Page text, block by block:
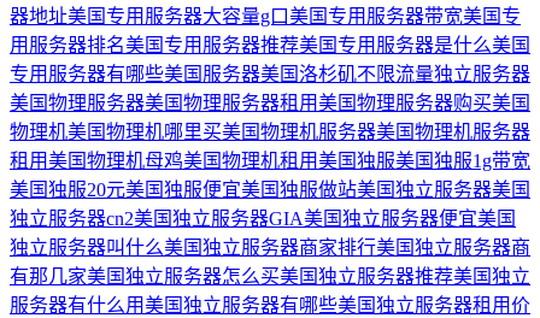
器地址美国专用服务器大容量g口美国专用服务器带宽美国专
用服务器排名美国专用服务器推荐美国专用服务器是什么美国
专用服务器有哪些美国服务器美国洛杉矶不限流量独立服务器
美国物理服务器美国物理服务器租用美国物理服务器购买美国
物理机美国物理机哪里买美国物理机服务器美国物理机服务器
租用美国物理机母鸡美国物理机租用美国独服美国独服1g带宽
美国独服20元美国独服便宜美国独服做站美国独立服务器美国
独立服务器cn2美国独立服务器GIA美国独立服务器便宜美国
独立服务器叫什么美国独立服务器商家排行美国独立服务器商
有那几家美国独立服务器怎么买美国独立服务器推荐美国独立
服务器有什么用美国独立服务器有哪些美国独立服务器租用价